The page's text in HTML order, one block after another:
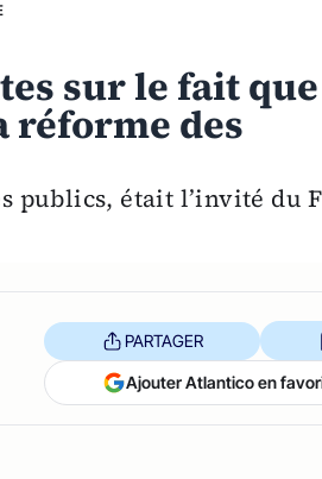
sur le fait
réforme des
publics, était l’invité du
PARTAGER
Ajouter Atlantico en